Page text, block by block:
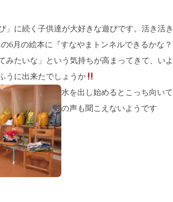
に続く子供達が大好きな遊びです。活き活
6月の絵本に『すなやまトンネルできるかな？
みたいな」という気持ちが高まってきて、い
うに出来たでしょうか
水を出し始めるとこっち向い
の声も聞こえないようです